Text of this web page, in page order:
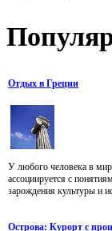
Отдых в Греции
У любого человека в
ассоциируется с
зарождения культуры и
Острова: Курорт с